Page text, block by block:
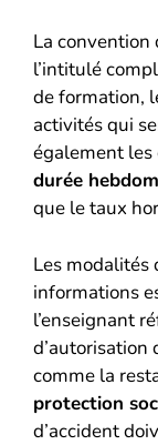
La
l’intitulé
de formation,
activités qui
également les
durée
que le taux
Les modalités
informations
l’enseignant
d’autorisation
comme la
protection
d’accident